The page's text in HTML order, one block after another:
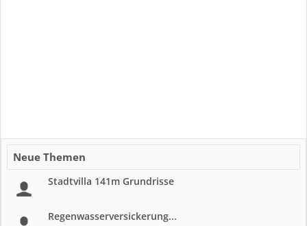
Neue Themen
Stadtvilla 141m Grundrisse
Regenwasserversickerung...